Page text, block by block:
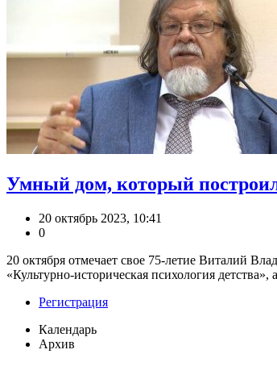
Умный дом, который
20 октябрь 2023, 10:41
0
20 октября отмечает свое 75-летие Виталий
«Культурно-историческая психология
Регистрация
Календарь
Архив